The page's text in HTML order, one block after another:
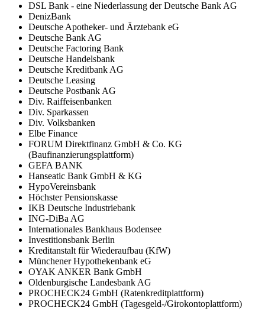
DSL Bank - eine Niederlassung der Deutsche Bank AG
DenizBank
Deutsche Apotheker- und Ärztebank eG
Deutsche Bank AG
Deutsche Factoring Bank
Deutsche Handelsbank
Deutsche Kreditbank AG
Deutsche Leasing
Deutsche Postbank AG
Div. Raiffeisenbanken
Div. Sparkassen
Div. Volksbanken
Elbe Finance
FORUM Direktfinanz GmbH & Co. KG
(Baufinanzierungsplattform)
GEFA BANK
Hanseatic Bank GmbH & KG
HypoVereinsbank
Höchster Pensionskasse
IKB Deutsche Industriebank
ING-DiBa AG
Internationales Bankhaus Bodensee
Investitionsbank Berlin
Kreditanstalt für Wiederaufbau (KfW)
Münchener Hypothekenbank eG
OYAK ANKER Bank GmbH
Oldenburgische Landesbank AG
PROCHECK24 GmbH (Ratenkreditplattform)
PROCHECK24 GmbH (Tagesgeld-/Girokontoplattform)